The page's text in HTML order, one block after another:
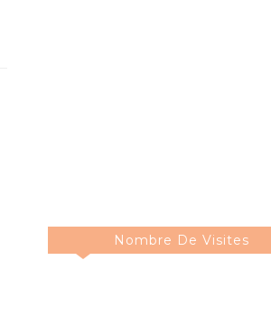
Nombre De Visites